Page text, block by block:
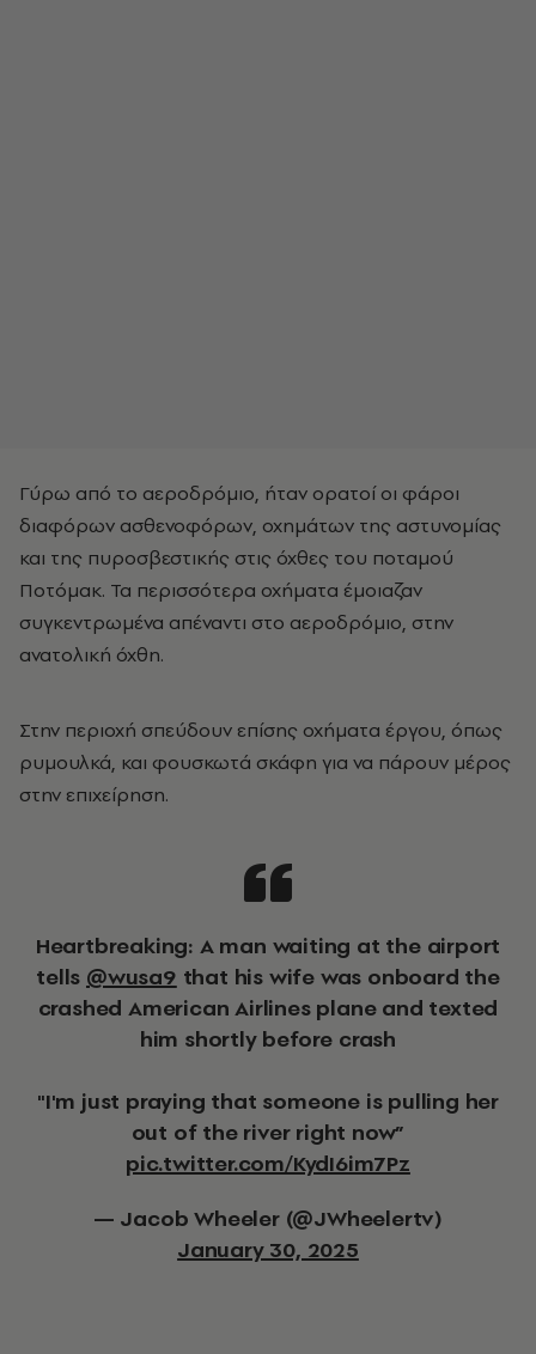
Γύρω από το αεροδρόμιο, ήταν ορατοί οι φάροι
διαφόρων ασθενοφόρων, οχημάτων της αστυνομίας
και της πυροσβεστικής στις όχθες του ποταμού
Ποτόμακ. Τα περισσότερα οχήματα έμοιαζαν
συγκεντρωμένα απέναντι στο αεροδρόμιο, στην
ανατολική όχθη.
Στην περιοχή σπεύδουν επίσης οχήματα έργου, όπως
ρυμουλκά, και φουσκωτά σκάφη για να πάρουν μέρος
στην επιχείρηση.
Heartbreaking: A man waiting at the airport
tells @wusa9 that his wife was onboard the
crashed American Airlines plane and texted
him shortly before crash
"I'm just praying that someone is pulling her
out of the river right now”
pic.twitter.com/KydI6im7Pz
— Jacob Wheeler (@JWheelertv)
January 30, 2025